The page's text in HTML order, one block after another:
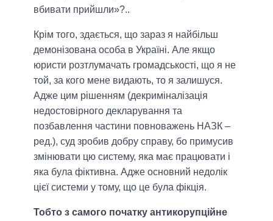
вбивати прийшли»?..
Крім того, здається, що зараз я найбільш
демонізована особа в Україні. Але якщо
юристи розтлумачать громадськості, що я не
той, за кого мене видають, то я залишуся.
Адже цим рішенням (декриміналізація
недостовірного декларування та
позбавлення частини повноважень НАЗК –
ред.), суд зробив добру справу, бо примусив
змінювати цю систему, яка має працювати і
яка була фіктивна. Адже основний недолік
цієї системи у тому, що це була фікція.
Тобто з самого початку антикорупційне